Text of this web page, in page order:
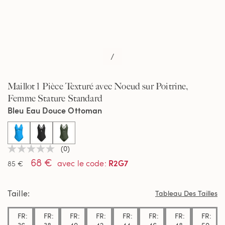
/
Maillot 1 Pièce Texturé avec Noeud sur Poitrine,
Femme Stature Standard
Aucune
valeur
de
sur
même
page.
(0)
85 €
68 € avec le code: R2G7
Bleu Eau Douce Ottoman
selected
Taille Tableau Des Tailles
FR:
FR:
FR:
FR:
FR:
FR:
FR:
FR: